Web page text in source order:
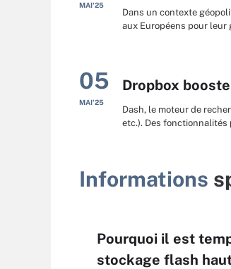
MAI'25
Dans un contexte
aux Européens pour leur
05
MAI'25
Dropbox
Dash, le moteur de
etc.). Des fonctionnalités
Informations
Pourquoi il est
stockage flash